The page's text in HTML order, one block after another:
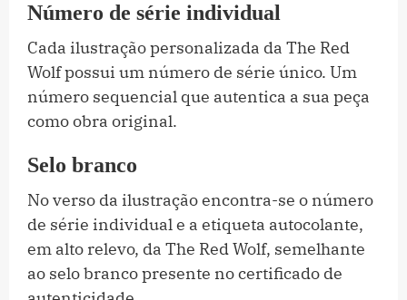
Número de série individual
Cada ilustração personalizada da The Red
Wolf possui um número de série único. Um
número sequencial que autentica a sua peça
como obra original.
Selo branco
No verso da ilustração encontra-se o número
de série individual e a etiqueta autocolante,
em alto relevo, da The Red Wolf, semelhante
ao selo branco presente no certificado de